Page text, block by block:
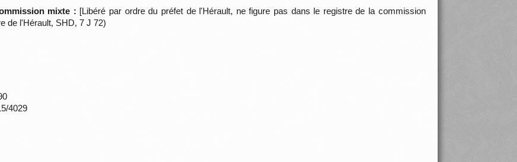
mixte : [Libéré par ordre du préfet de l'Hérault, ne figure pas dans le registre de la commission
de l'Hérault, SHD, 7 J 72)
4029